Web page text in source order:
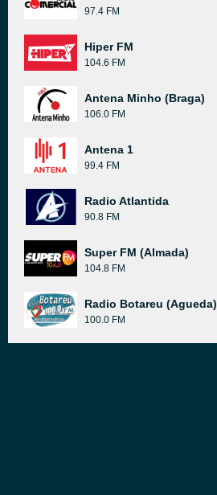
97.4 FM
Hiper FM
104.6 FM
Antena Minho (Braga)
106.0 FM
Antena 1
99.4 FM
Radio Atlantida
90.8 FM
Super FM (Almada)
104.8 FM
Radio Botareu (Agueda)
100.0 FM